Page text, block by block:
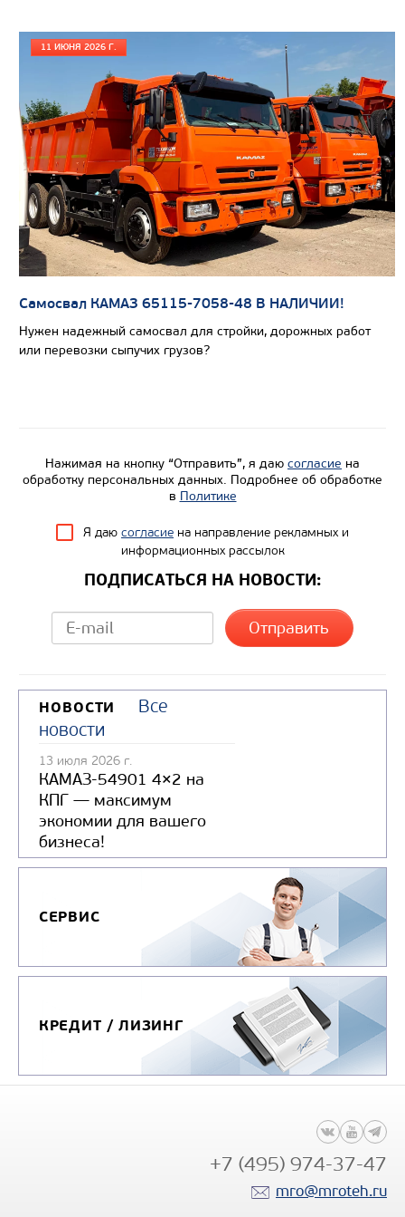
ШАССИ КАМАЗ 6520
Цена по запросу
Экологический класс
Колесная формула
11 ИЮНЯ 2026 Г.
Самосвал КАМАЗ 65115-7058-48 В НАЛИЧИИ!
Нужен надежный самосвал для стройки, дорожных работ
или перевозки сыпучих грузов?
Нажимая на кнопку “Отправить”, я даю согласие на
обработку персональных данных. Подробнее об обработке
в Политике
Я даю согласие на направление рекламных и
информационных рассылок
ПОДПИСАТЬСЯ НА НОВОСТИ:
НОВОСТИ
Все
новости
13 июля 2026 г.
КАМАЗ-54901 4×2 на
КПГ — максимум
экономии для вашего
бизнеса!
СЕРВИС
КРЕДИТ / ЛИЗИНГ
+7 (495) 974-37-47
mro@mroteh.ru